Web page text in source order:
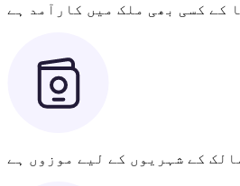
کے کسی بھی ملک میں کارآمد ہے
کے شہریوں کے لیے موزوں ہے